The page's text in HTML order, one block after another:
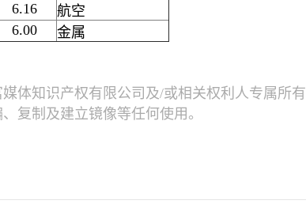
6.16
航空
6.00 金属
体知识产权有限公司及/或相关权利人专属所有
复制及建立镜像等任何使用。